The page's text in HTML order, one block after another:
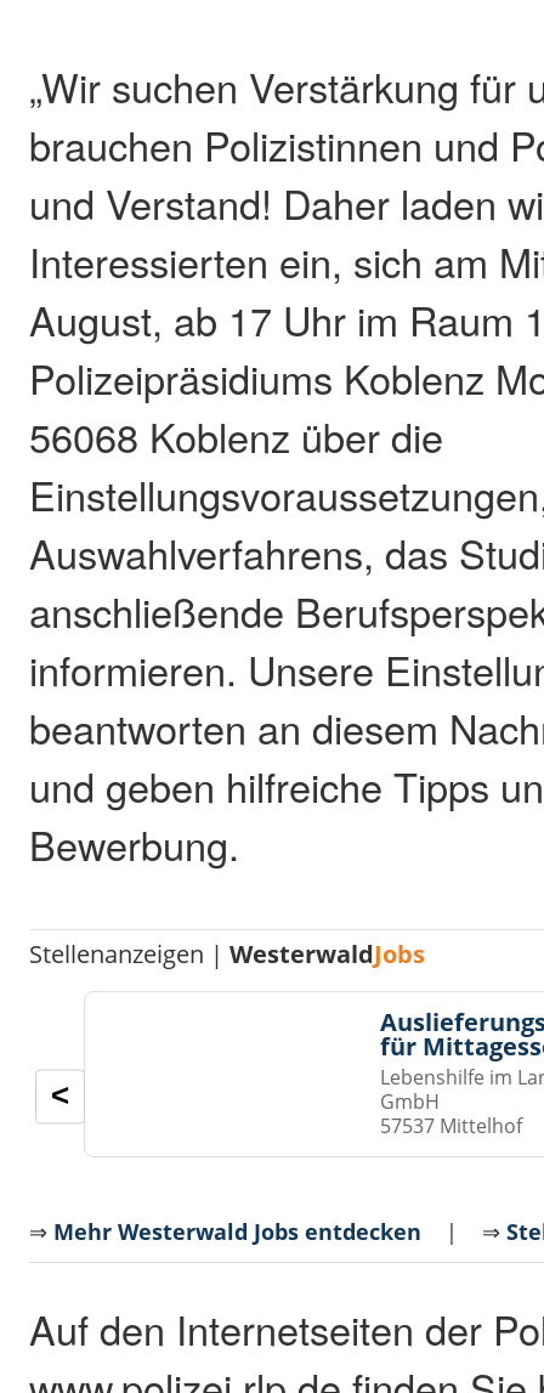
„Wir suchen Verstärkung für
brauchen Polizistinnen und
und Verstand! Daher laden
Interessierten ein, sich am
August, ab 17 Uhr im Raum
Polizeipräsidiums Koblenz
56068 Koblenz über die
Auswahlverfahrens, das
anschließende
informieren. Unsere
beantworten an diesem
und geben hilfreiche Tipps
Bewerbung.
Stellenanzeigen |WesterwaldJobs
für
Lebenshilfe im
GmbH
57537 Mittelhof
<
⇒ Mehr Westerwald Jobs entdecken | ⇒
Auf den Internetseiten der